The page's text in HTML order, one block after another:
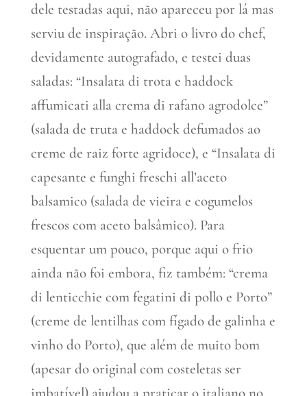
dele testadas aqui, não apareceu por lá mas
serviu de inspiração. Abri o livro do chef,
devidamente autografado, e testei duas
saladas: “Insalata di trota e haddock
affumicati alla crema di rafano agrodolce”
(salada de truta e haddock defumados ao
creme de raiz forte agridoce), e “Insalata di
capesante e funghi freschi all’aceto
balsamico (salada de vieira e cogumelos
frescos com aceto balsâmico). Para
esquentar um pouco, porque aqui o frio
ainda não foi embora, fiz também: “crema
di lenticchie com fegatini di pollo e Porto”
(creme de lentilhas com fígado de galinha e
vinho do Porto), que além de muito bom
(apesar do original com costeletas ser